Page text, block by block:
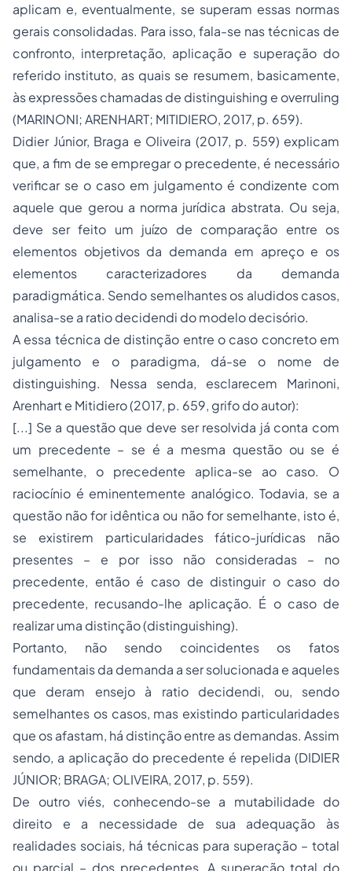
aplicam e, eventualmente, se superam essas normas
gerais consolidadas. Para isso, fala-se nas técnicas de
confronto, interpretação, aplicação e superação do
referido instituto, as quais se resumem, basicamente,
às expressões chamadas de distinguishing e overruling
(MARINONI; ARENHART; MITIDIERO, 2017, p. 659).
Didier Júnior, Braga e Oliveira (2017, p. 559) explicam
que, a fim de se empregar o precedente, é necessário
verificar se o caso em julgamento é condizente com
aquele que gerou a norma jurídica abstrata. Ou seja,
deve ser feito um juízo de comparação entre os
elementos objetivos da demanda em apreço e os
elementos caracterizadores da demanda
paradigmática. Sendo semelhantes os aludidos casos,
analisa-se a ratio decidendi do modelo decisório.
A essa técnica de distinção entre o caso concreto em
julgamento e o paradigma, dá-se o nome de
distinguishing. Nessa senda, esclarecem Marinoni,
Arenhart e Mitidiero (2017, p. 659, grifo do autor):
[...] Se a questão que deve ser resolvida já conta com
um precedente – se é a mesma questãoou se é
semelhante, o precedente aplica-se ao caso. O
raciocínio é eminentemente analógico. Todavia, se a
questão não for idêntica ou não for semelhante, isto é,
se existirem particularidades fático-jurídicas não
presentes – e por isso não consideradas – no
precedente, então é caso de distinguir o caso do
precedente, recusando-lhe aplicação. É o caso de
realizar uma distinção (distinguishing).
Portanto, não sendo coincidentes os fatos
fundamentais da demanda a ser solucionada e aqueles
que deram ensejo à ratio decidendi, ou, sendo
semelhantes os casos, mas existindo particularidades
que os afastam, há distinção entre as demandas. Assim
sendo, a aplicação do precedente é repelida (DIDIER
JÚNIOR; BRAGA; OLIVEIRA, 2017, p. 559).
De outro viés, conhecendo-se a mutabilidade do
direito e a necessidade de sua adequação às
realidades sociais, há técnicas para superação – total